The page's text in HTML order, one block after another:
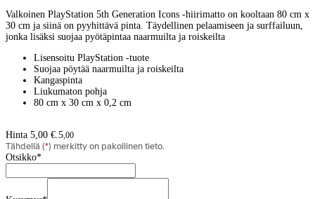
Valkoinen PlayStation 5th Generation Icons -hiirimatto on kooltaan 80 cm x
30 cm ja siinä on pyyhittävä pinta. Täydellinen pelaamiseen ja surffailuun,
jonka lisäksi suojaa pyötäpintaa naarmuilta ja roiskeilta
Lisensoitu PlayStation -tuote
Suojaa pöytää naarmuilta ja roiskeilta
Kangaspinta
Liukumaton pohja
80 cm x 30 cm x 0,2 cm
Hinta 5,00 €. 5,00
Tähdellä (*) merkitty on pakollinen tieto.
Otsikko*